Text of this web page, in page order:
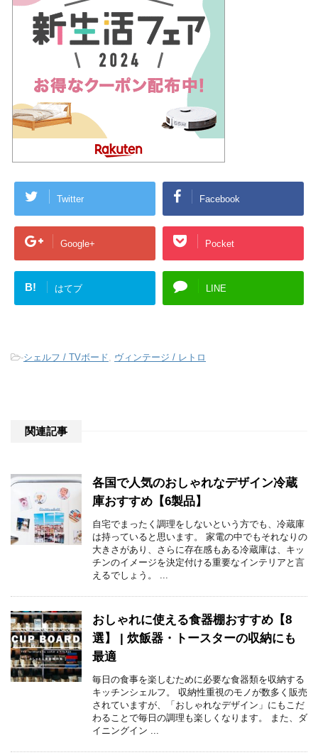
Twitter Facebook
Google+ Pocket
B! はてブ LINE
-シェルフ / TVボード, ヴィンテージ / レトロ
関連記事
各国で人気のおしゃれなデザイン冷蔵
庫おすすめ【6製品】
自宅でまったく調理をしないという方でも、冷蔵庫
は持っていると思います。 家電の中でもそれなりの
大きさがあり、さらに存在感もある冷蔵庫は、キッ
チンのイメージを決定付ける重要なインテリアと言
えるでしょう。 ...
おしゃれに使える食器棚おすすめ【8
選】 | 炊飯器・トースターの収納にも
最適
毎日の食事を楽しむために必要な食器類を収納する
キッチンシェルフ。 収納性重視のモノが数多く販売
されていますが、「おしゃれなデザイン」にもこだ
わることで毎日の調理も楽しくなります。 また、ダ
イニングイン ...